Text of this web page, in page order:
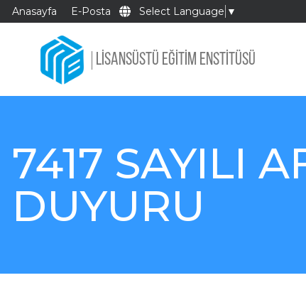
Anasayfa E-Posta Select Language ▼
LİSANSÜSTÜ EĞİTİM ENSTİTÜSÜ
7417 SAYILI
DUYURU